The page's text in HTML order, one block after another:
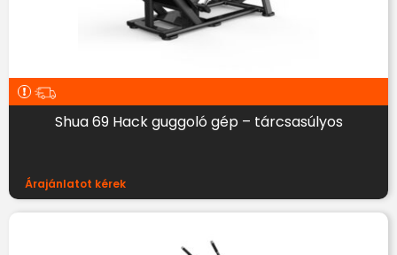
Shua 69 Hack guggoló gép – tárcsasúlyos
Árajánlatot kérek